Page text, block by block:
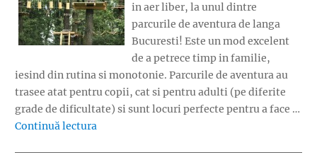
in aer liber, la unul dintre
parcurile de aventura de langa
Bucuresti! Este un mod excelent
de a petrece timp in familie,
iesind din rutina si monotonie. Parcurile de aventura au
trasee atat pentru copii, cat si pentru adulti (pe diferite
grade de dificultate) si sunt locuri perfecte pentru a face …
Continuă lectura